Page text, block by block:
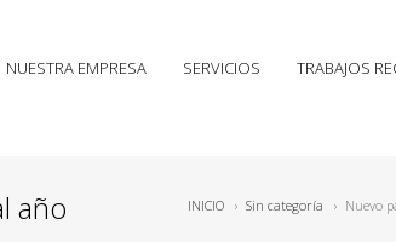
NUESTRA EMPRESA SERVICIOS TRABAJOS
año INICIO › Sin categoría › Nuevo